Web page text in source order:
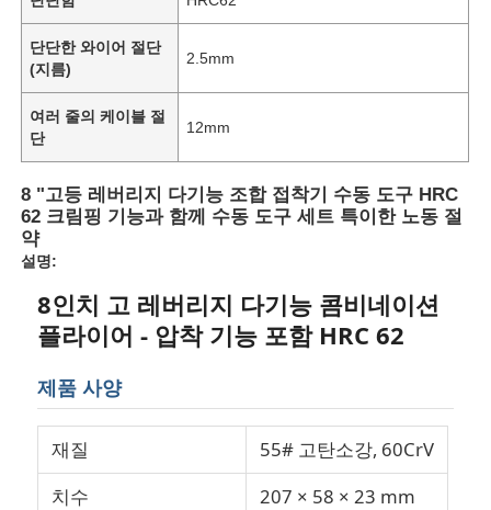
단단한 와이어 절단
(지름)
2.5mm
여러 줄의 케이블 절
단
12mm
8 "고등 레버리지 다기능 조합 접착기 수동 도구 HRC
62 크림핑 기능과 함께 수동 도구 세트 특이한 노동 절
약
설명:
8인치 고 레버리지 다기능 콤비네이션
플라이어 - 압착 기능 포함 HRC 62
제품 사양
재질
55# 고탄소강, 60CrV
치수
207 × 58 × 23 mm